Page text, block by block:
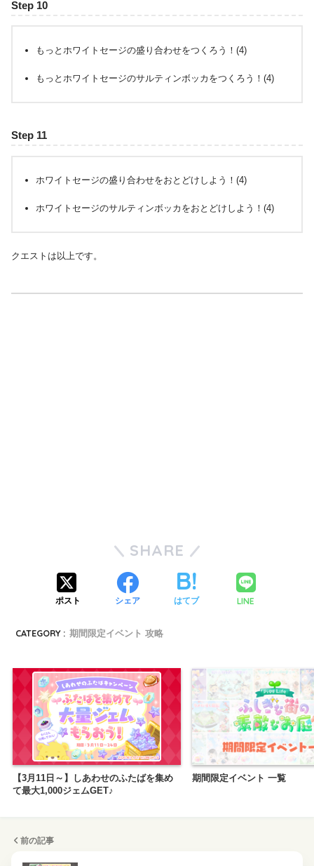
Step 10
もっとホワイトセージの盛り合わせをつくろう！(4)
もっとホワイトセージのサルティンボッカをつくろう！(4)
Step 11
ホワイトセージの盛り合わせをおとどけしよう！(4)
ホワイトセージのサルティンボッカをおとどけしよう！(4)
クエストは以上です。
SHARE
ポスト シェア はてブ LINE
CATEGORY : 期間限定イベント 攻略
【3月11日～】しあわせのふたばを集め
て最大1,000ジェムGET♪
期間限定イベント 一覧
前の記事